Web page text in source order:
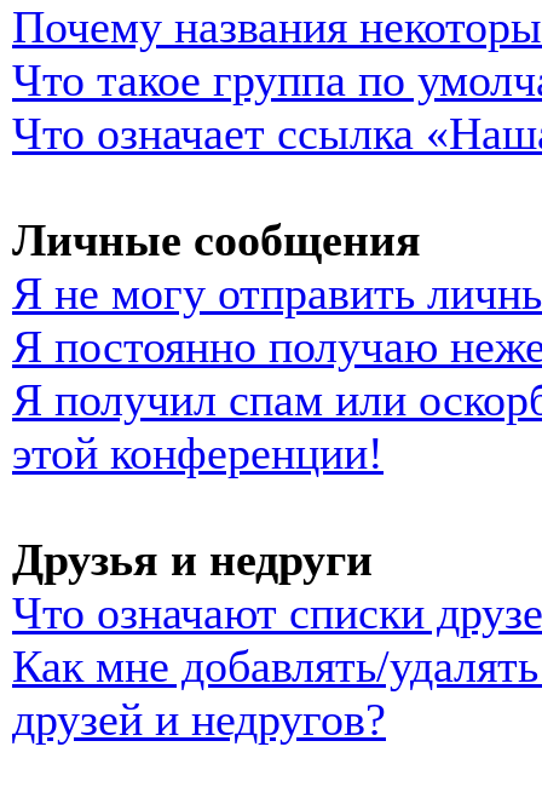
Почему названия
Что такое группа по
Что означает ссылка
Личные сообщения
Я не могу отправить
Я постоянно получаю
Я получил спам или
этой конференции!
Друзья и недруги
Что означают списки
Как мне добавлять/
друзей и недругов?